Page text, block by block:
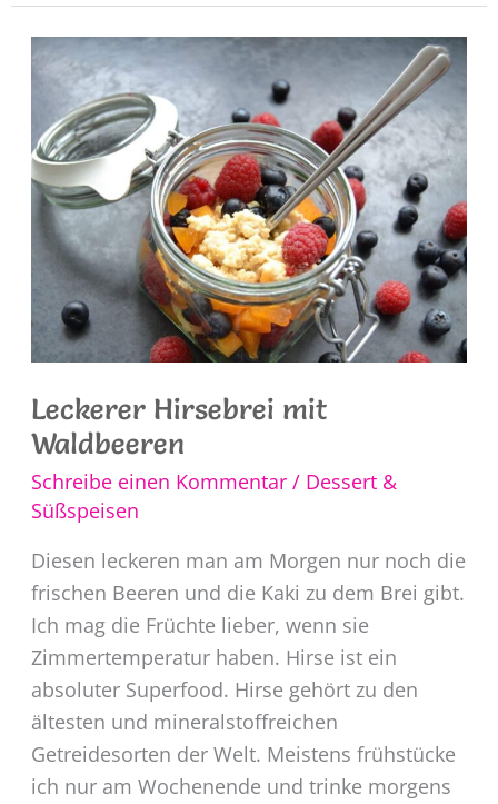
Dessert
mit
Amaretto
Leckerer Hirsebrei mit
Waldbeeren
Schreibe einen Kommentar / Dessert &
Süßspeisen
Diesen leckeren man am Morgen nur noch die
frischen Beeren und die Kaki zu dem Brei gibt.
Ich mag die Früchte lieber, wenn sie
Zimmertemperatur haben. Hirse ist ein
absoluter Superfood. Hirse gehört zu den
ältesten und mineralstoffreichen
Getreidesorten der Welt. Meistens frühstücke
ich nur am Wochenende und trinke morgens